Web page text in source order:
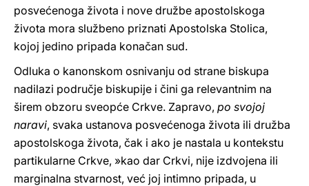
posvećenoga života i nove družbe apostolskoga
života mora službeno priznati Apostolska Stolica,
kojoj jedino pripada konačan sud.
Odluka o kanonskom osnivanju od strane biskupa
nadilazi područje biskupije i čini ga relevantnim na
širem obzoru sveopće Crkve. Zapravo, po svojoj
naravi, svaka ustanova posvećenoga života ili družba
apostolskoga života, čak i ako je nastala u kontekstu
partikularne Crkve, »kao dar Crkvi, nije izdvojena ili
marginalna stvarnost, već joj intimno pripada, u